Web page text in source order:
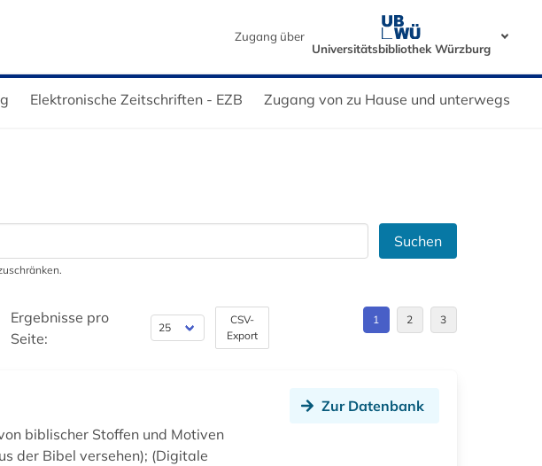
Zugang über
Universitätsbibliothek Würzburg
Elektronische Zeitschriften - EZB Zugang von zu Hause und unterwegs
Suchen
Ergebnisse pro
Seite:
CSV-
Export
1 2 3
biblischer Stoffen und Motiven
der Bibel versehen); (Digitale
Zur Datenbank